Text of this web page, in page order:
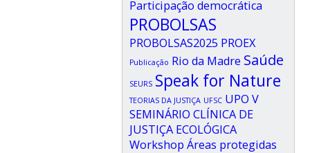
Participação democrática
PROBOLSAS
PROBOLSAS2025 PROEX
Publicação Rio da Madre Saúde
SEURS Speak for Nature
TEORIAS DA JUSTIÇA UFSC UPO V
SEMINÁRIO CLÍNICA DE
JUSTIÇA ECOLÓGICA
Workshop Áreas protegidas